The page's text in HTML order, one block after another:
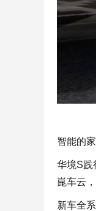
智能的
华境S践
崑车云
新车全